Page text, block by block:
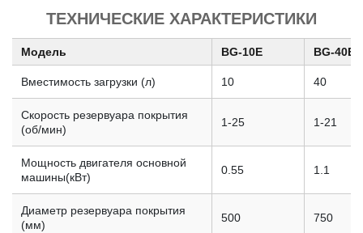
ТЕХНИЧЕСКИЕ ХАРАКТЕРИСТИКИ
Модель BG-10E BG-40E
Вместимость загрузки (л) 10 40
Скорость резервуара покрытия
(об/мин)
1-25 1-21
Мощность двигателя основной
машины(кВт)
0.55 1.1
Диаметр резервуара покрытия
(мм)
500 750